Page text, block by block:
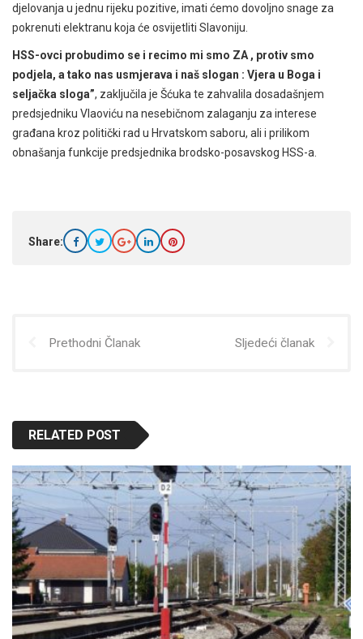
djelovanja u jednu rijeku pozitive, imati ćemo dovoljno snage za
pokrenuti elektranu koja će osvijetliti Slavoniju.
HSS-ovci probudimo se i recimo mi smo ZA , protiv smo
podjela, a tako nas usmjerava i naš slogan : Vjera u Boga i
seljačka sloga”, zaključila je Šćuka te zahvalila dosadašnjem
predsjedniku Vlaoviću na nesebičnom zalaganju za interese
građana kroz politički rad u Hrvatskom saboru, ali i prilikom
obnašanja funkcije predsjednika brodsko-posavskog HSS-a.
Share:
Prethodni Članak Sljedeći članak
RELATED POST